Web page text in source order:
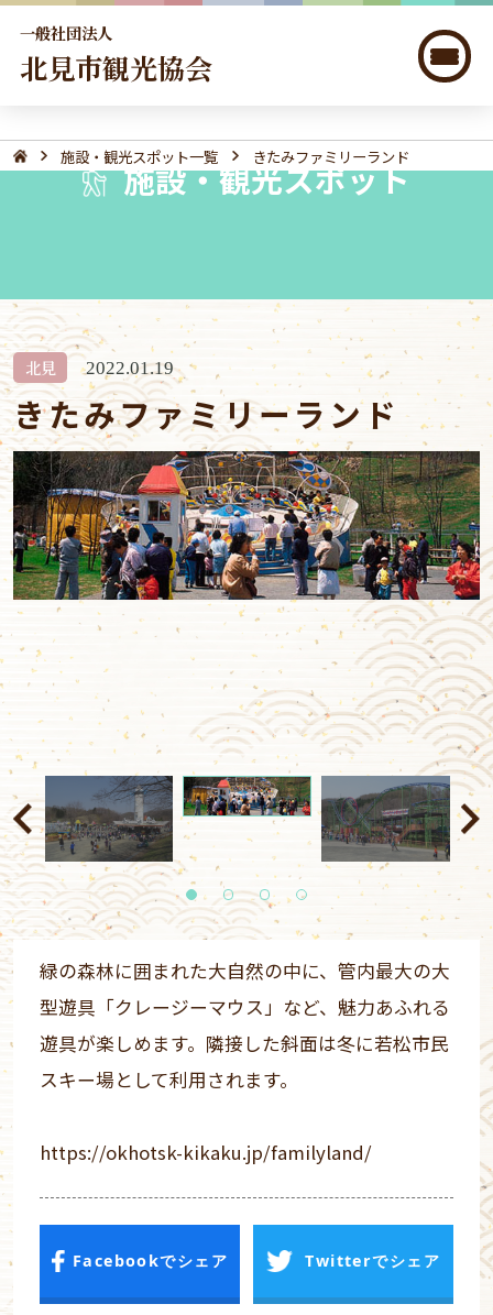
一般社団法人
北見市観光協会
施設・観光スポット一覧 きたみファミリーランド
施設・観光スポット
北見 2022.01.19
きたみファミリーランド
1 2 3 4
緑の森林に囲まれた大自然の中に、管内最大の大
型遊具「クレージーマウス」など、魅力あふれる
遊具が楽しめます。隣接した斜面は冬に若松市民
スキー場として利用されます。
https://okhotsk-kikaku.jp/familyland/
Facebookでシェア Twitterでシェア